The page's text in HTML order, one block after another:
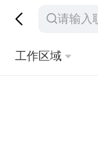
工作区域